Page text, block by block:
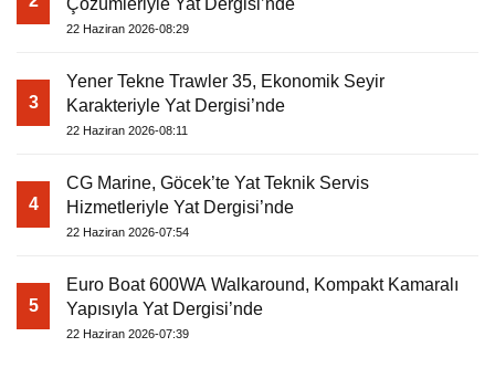
Çözümleriyle Yat Dergisi’nde
22 Haziran 2026-08:29
3
Yener Tekne Trawler 35, Ekonomik Seyir
Karakteriyle Yat Dergisi’nde
22 Haziran 2026-08:11
4
CG Marine, Göcek’te Yat Teknik Servis
Hizmetleriyle Yat Dergisi’nde
22 Haziran 2026-07:54
5
Euro Boat 600WA Walkaround, Kompakt Kamaralı
Yapısıyla Yat Dergisi’nde
22 Haziran 2026-07:39